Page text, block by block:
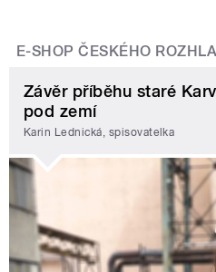
E-SHOP ČESKÉHO
Závěr příběhu staré
pod zemí
Karin Lednická, spisovatelka